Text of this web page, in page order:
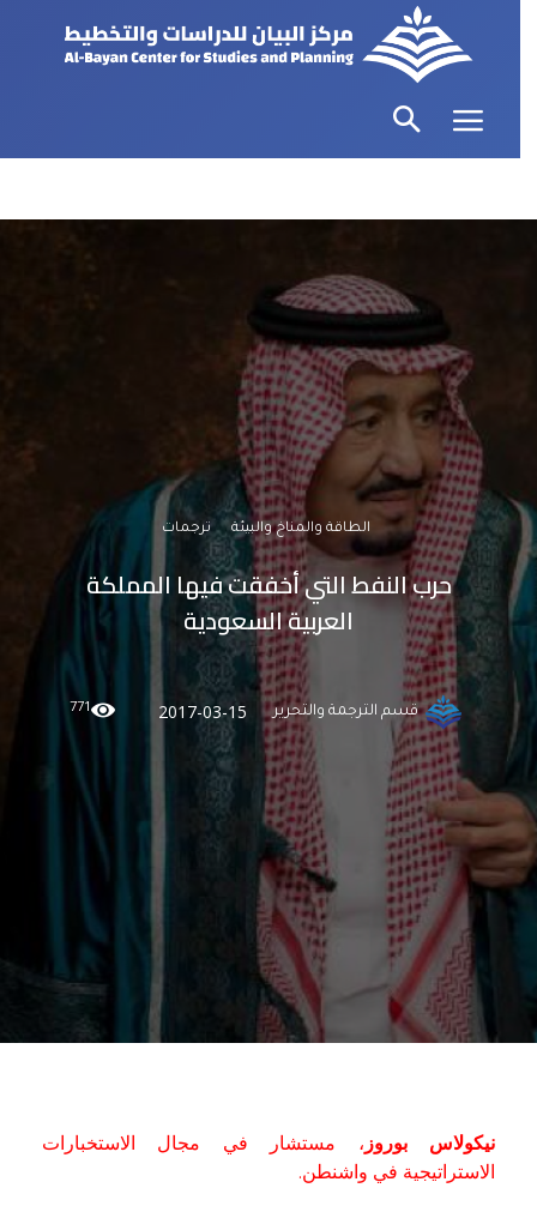
الطاقة والمناخ والبيئة ترجمات
حرب النفط التي أخفقت فيها المملكة
العربية السعودية
قسم الترجمة والتحرير 2017-03-15
771
نيكولاس بوروز، مستشار في مجال الاستخبارات
الاستراتيجية في واشنطن.